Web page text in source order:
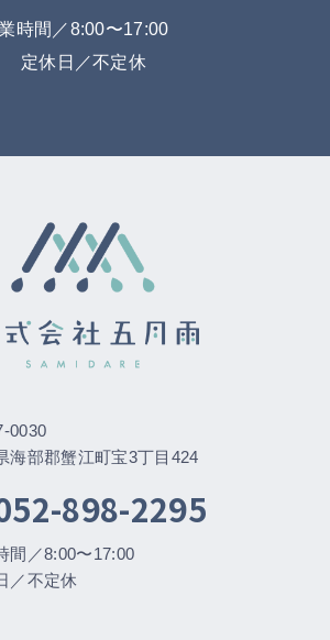
時間／8:00〜17:00
定休日／不定休
0030
海部郡蟹江町宝3丁目424
898-2295
間／8:00〜17:00
／不定休